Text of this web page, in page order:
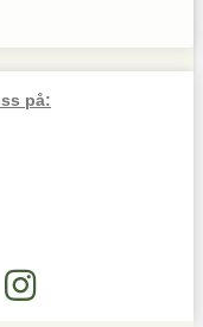
på: